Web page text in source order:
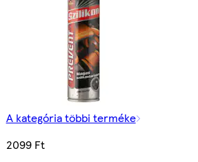
A kategória többi terméke
2099 Ft